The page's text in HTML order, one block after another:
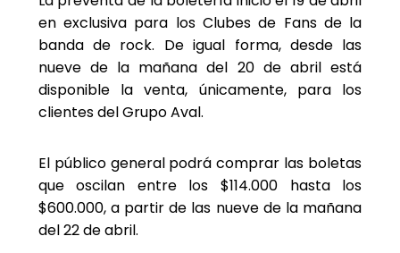
en exclusiva para los Clubes de Fans de la
banda de rock. De igual forma, desde las
nueve de la mañana del 20 de abril está
disponible la venta, únicamente, para los
clientes del Grupo Aval.
El público general podrá comprar las boletas
que oscilan entre los $114.000 hasta los
$600.000, a partir de las nueve de la mañana
del 22 de abril.